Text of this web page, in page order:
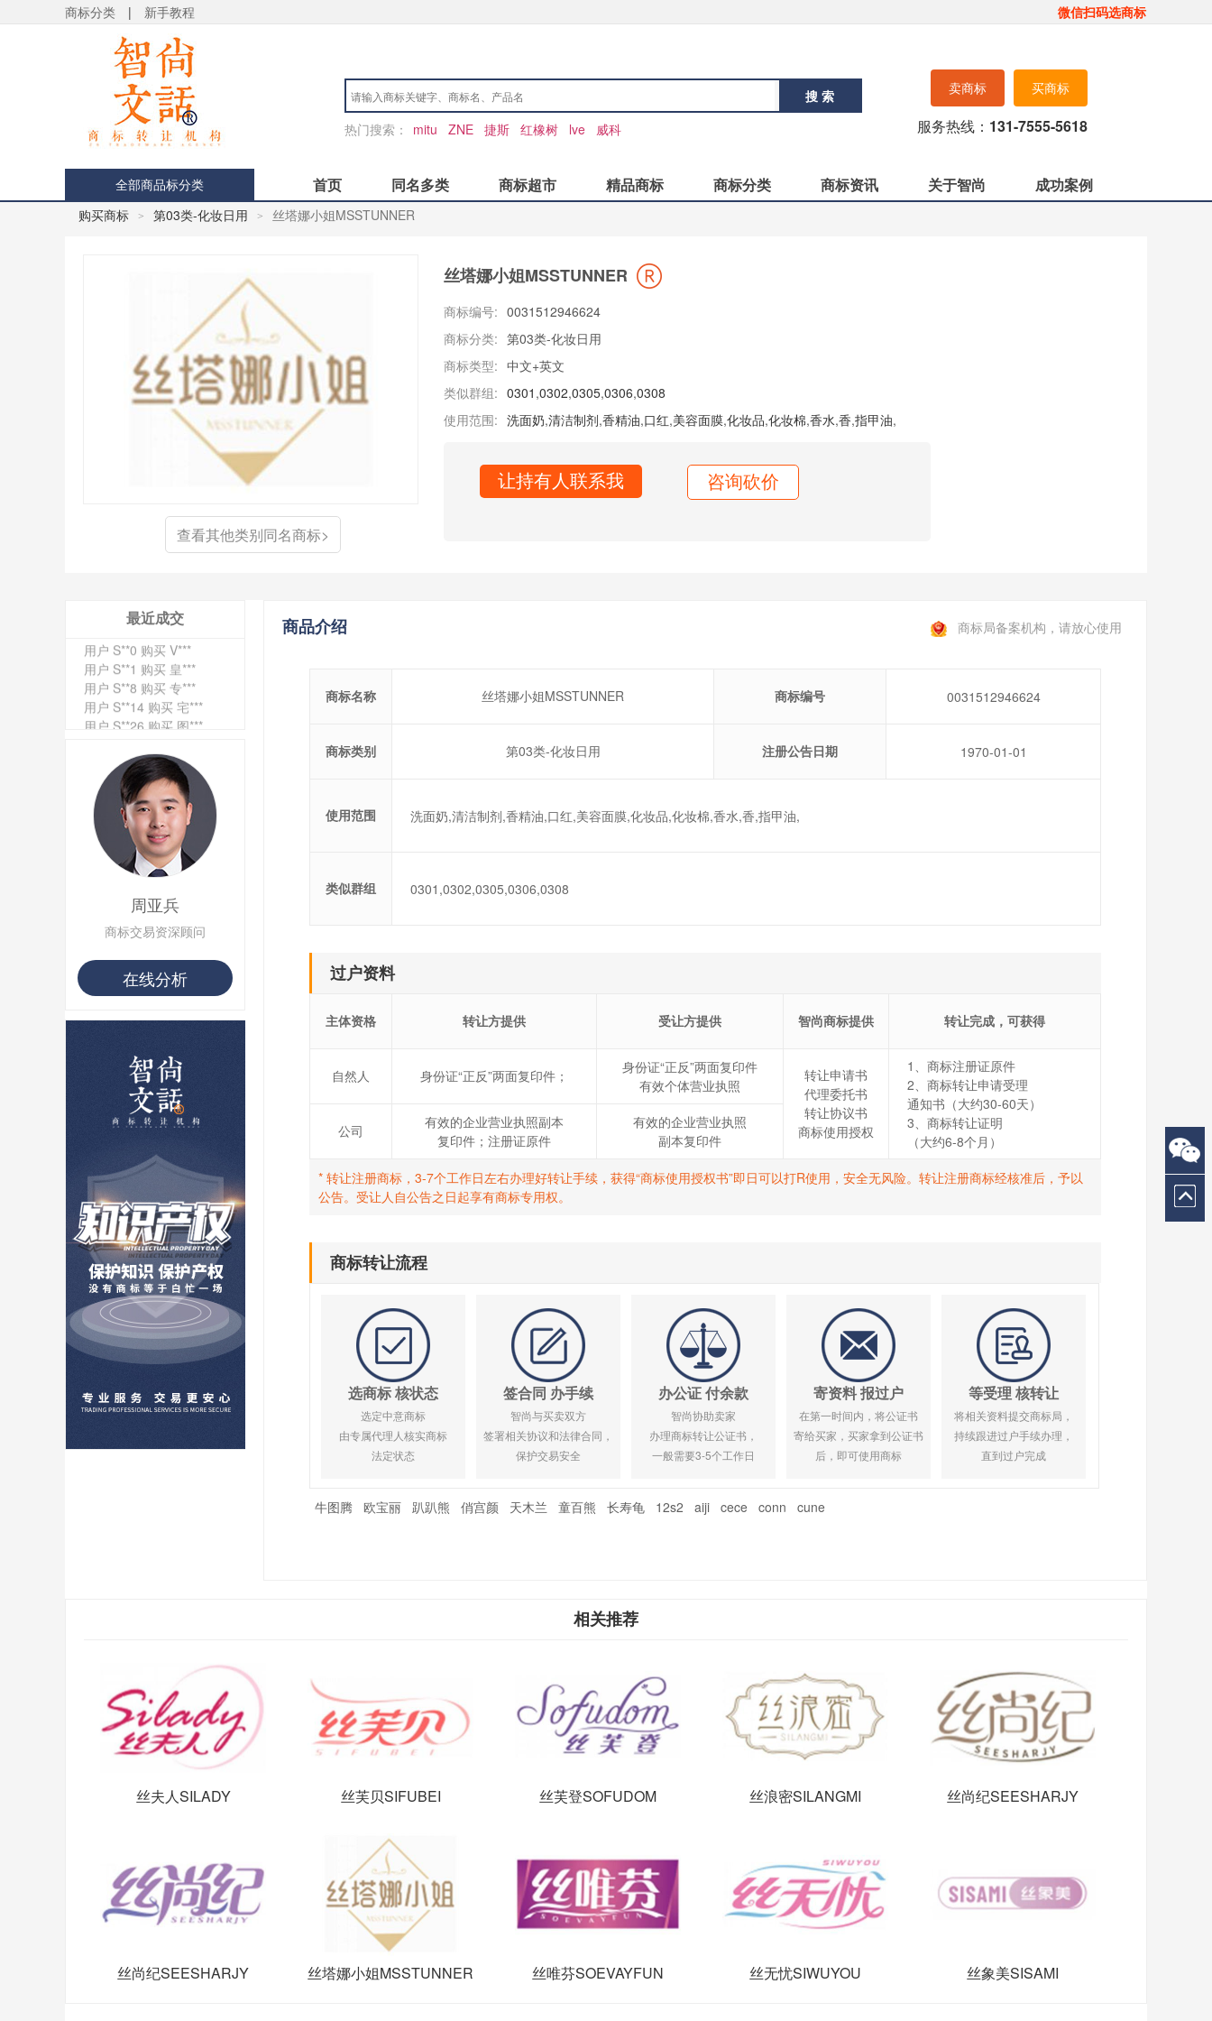
商标分类 | 新手教程 微信扫码选商标
搜 索
热门搜索：
mitu ZNE 捷斯 红橡树 lve 威科
买商标
卖商标
服务热线： 131-7555-5618
全部商品标分类 首页 同名多类 商标超市 精品商标 商标分类 商标资讯 关于智尚 成功案例
购买商标 > 第03类-化妆日用 > 丝塔娜小姐MSSTUNNER
查看其他类别同名商标>
丝塔娜小姐MSSTUNNER
商标编号: 0031512946624
商标分类: 第03类-化妆日用
商标类型: 中文+英文
类似群组: 0301 ,0302,0305,0306,0308
使用范围: 洗面奶,清洁制剂,香精油,口红,美容面膜,化妆品,化妆棉,香水,香,指甲油,
让持有人联系我 咨询砍价
最近成交
用户 S**6 购买 七***
用户 S**0 购买 冠***
用户 S**4 购买 朴***
用户 S**9 购买 停***
用户 S**0 购买 V***
用户 S**1 购买 皇***
用户 S**8 购买 专***
用户 S**14 购买 宅***
用户 S**26 购买 图***
用户 S**10 购买 侯***
用户 S**25 购买 水***
用户 S**33 购买 巴***
用户 S**80 购买 王***
用户 S**19 购买 T***
用户 S**22 购买 茶***
用户 S**68 购买 俏***
周亚兵
商标交易资深顾问
在线分析
商品介绍 商标局备案机构，请放心使用
商标名称 丝塔娜小姐MSSTUNNER 商标编号 0031512946624
商标类别 第03类-化妆日用 注册公告日期 1970-01-01
使用范围 洗面奶,清洁制剂,香精油,口红,美容面膜,化妆品,化妆棉,香水,香,指甲油,
类似群组 0301,0302,0305,0306,0308
过户资料
主体资格 转让方提供 受让方提供 智尚商标提供 转让完成，可获得
自然人 身份证“正反”两面复印件；
身份证“正反”两面复印件
有效个体营业执照
转让申请书
代理委托书
转让协议书
商标使用授权
1、商标注册证原件
2、商标转让申请受理
通知书（大约30-60天）
3、商标转让证明
（大约6-8个月）
公司
有效的企业营业执照副本
复印件；注册证原件
有效的企业营业执照
副本复印件
* 转让注册商标，3-7个工作日左右办理好转让手续，获得“商标使用授权书”即日可以打R使用，安全无风险。转让注册商标经核准后，予以
公告。受让人自公告之日起享有商标专用权。
商标转让流程
选商标 核状态
选定中意商标
由专属代理人核实商标
法定状态
签合同 办手续
智尚与买卖双方
签署相关协议和法律合同，
保护交易安全
办公证 付余款
智尚协助卖家
办理商标转让公证书，
一般需要3-5个工作日
寄资料 报过户
在第一时间内，将公证书
寄给买家，买家拿到公证书
后，即可使用商标
等受理 核转让
将相关资料提交商标局，
持续跟进过户手续办理，
直到过户完成
牛图腾 欧宝丽 趴趴熊 俏宫颜 天木兰 童百熊 长寿龟 12s2 aiji cece conn cune
相关推荐
丝夫人SILADY 丝芙贝SIFUBEI 丝芙登SOFUDOM 丝浪密SILANGMI 丝尚纪SEESHARJY
丝尚纪SEESHARJY 丝塔娜小姐MSSTUNNER 丝唯芬SOEVAYFUN 丝无忧SIWUYOU 丝象美SISAMI